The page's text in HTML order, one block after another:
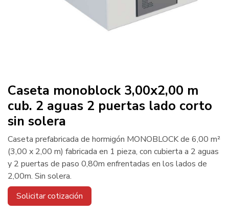
Caseta monoblock 3,00x2,00 m
cub. 2 aguas 2 puertas lado corto
sin solera
Caseta prefabricada de hormigón MONOBLOCK de 6,00 m²
(3,00 x 2,00 m) fabricada en 1 pieza, con cubierta a 2 aguas
y 2 puertas de paso 0,80m enfrentadas en los lados de
2,00m. Sin solera.
Solicitar cotización